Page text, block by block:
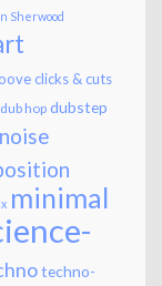
Sherwood
clicks & cuts
dub hop dubstep
minimal
techno-